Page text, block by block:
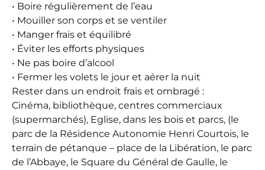
• Boire régulièrement de l’eau
• Mouiller son corps et se ventiler
• Manger frais et équilibré
• Éviter les efforts physiques
• Ne pas boire d’alcool
• Fermer les volets le jour et aérer la nuit
Rester dans un endroit frais et ombragé :
Cinéma, bibliothèque, centres commerciaux
(supermarchés), Eglise, dans les bois et parcs, (le
parc de la Résidence Autonomie Henri Courtois, le
terrain de pétanque – place de la Libération, le parc
de l’Abbaye, le Square du Général de Gaulle, le